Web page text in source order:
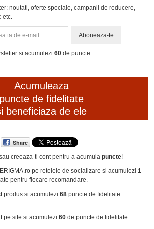
noutati, oferte speciale, campanii de reducere,
etc.
Aboneaza-te
si acumulezi 60 de puncte.
Acumuleaza
puncte de fidelitate
beneficiaza de ele
Share
creeaza-ti contpentru a acumula puncte!
pe retelele de socializare si acumulezi 1
pentru fiecare recomandare.
produs si acumulezi 68 puncte de fidelitate.
pe site si acumulezi 60 de puncte de fidelitate.